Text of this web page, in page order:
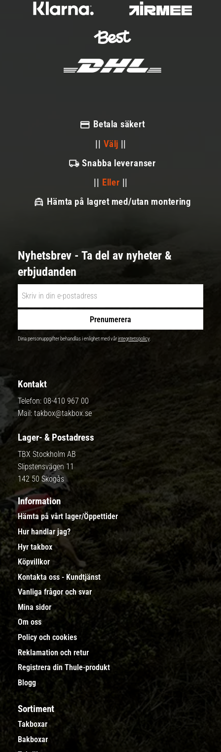
Betala säkert
|| Välj ||
Snabba leveranser
|| Eller ||
Hämta på lagret med/utan montering
Nyhetsbrev - Ta del av nyheter &
erbjudanden
Prenumerera
Dina personuppgifter behandlas i enlighet med vårintegritetspolicy.
Kontakt
Telefon: 08-410 967 00
Mail: takbox@takbox.se
Lager- & Postadress
TBX Stockholm AB
Slipstensvägen 11
142 50 Skogås
Information
Hämta på vårt lager/Öppettider
Hur handlar jag?
Hyr takbox
Köpvillkor
Kontakta oss - Kundtjänst
Vanliga frågor och svar
Mina sidor
Om oss
Policy och cookies
Reklamation och retur
Registrera din Thule-produkt
Blogg
Sortiment
Takboxar
Bakboxar